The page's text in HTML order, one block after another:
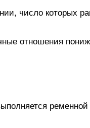
число которых
отношения